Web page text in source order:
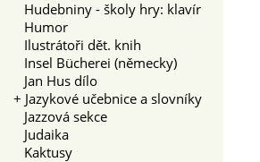
Hudebniny - školy hry: klavír
Humor
Ilustrátoři dět. knih
Insel Bücherei (německy)
Jan Hus dílo
+ Jazykové učebnice a slovníky
Jazzová sekce
Judaika
Kaktusy